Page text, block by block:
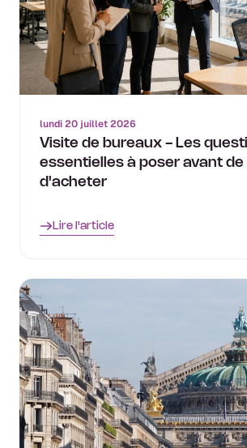
lundi 20 juillet 2026
Visite de bureaux - Les
essentielles à poser avant de
d'acheter
Lire l'article